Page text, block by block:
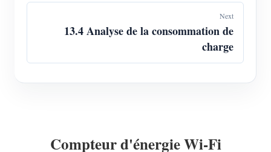
Next
13.4 Analyse de la consommation de
charge
Compteur d'énergie Wi-Fi